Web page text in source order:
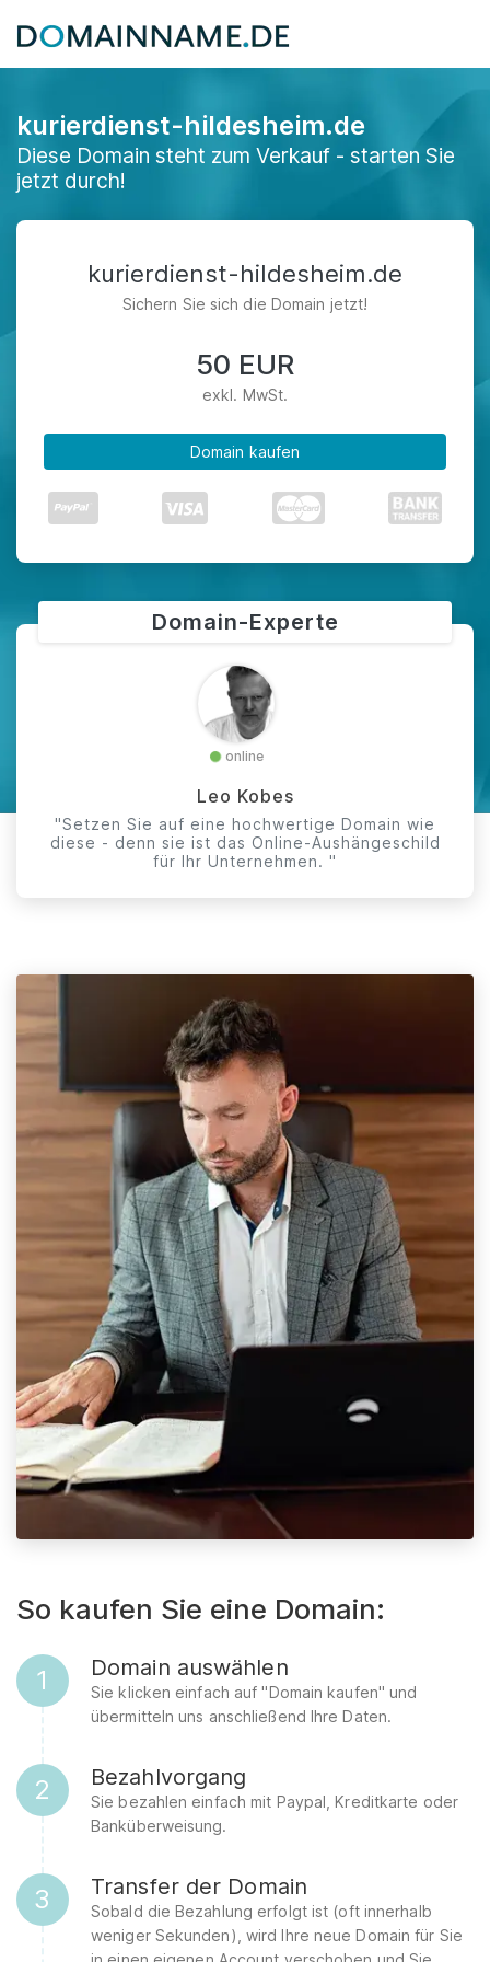
kurierdienst-hildesheim.de
Diese Domain steht zum Verkauf - starten Sie
jetzt durch!
kurierdienst-hildesheim.de
Sichern Sie sich die Domain jetzt!
50 EUR
exkl. MwSt.
Domain kaufen
Domain-Experte
online
Leo Kobes
"Setzen Sie auf eine hochwertige Domain wie
diese - denn sie ist das Online-Aushängeschild
für Ihr Unternehmen. "
So kaufen Sie eine Domain:
1 Domain auswählen
Sie klicken einfach auf "Domain kaufen" und
übermitteln uns anschließend Ihre Daten.
2 Bezahlvorgang
Sie bezahlen einfach mit Paypal, Kreditkarte oder
Banküberweisung.
3 Transfer der Domain
Sobald die Bezahlung erfolgt ist (oft innerhalb
weniger Sekunden), wird Ihre neue Domain für Sie